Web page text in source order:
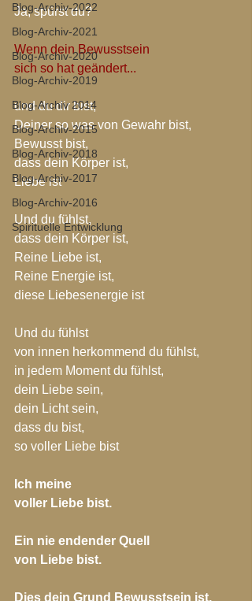
Blog-Archiv-2022
Blog-Archiv-2021
Blog-Archiv-2020
Blog-Archiv-2019
Blog-Archiv 2014
Blog-Archiv-2015
Blog-Archiv-2018
Blog-Archiv-2017
Blog-Archiv-2016
Spirituelle Entwicklung
Ja, spürst du?
Wenn dein Bewusstsein
sich so hat geändert...
und du dir bist,
Deiner so was von Gewahr bist,
Bewusst bist,
dass dein Körper ist,
Liebe ist
Und du fühlst,
dass dein Körper ist,
Reine Liebe ist,
Reine Energie ist,
diese Liebesenergie ist
Und du fühlst
von innen herkommend du fühlst,
in jedem Moment du fühlst,
dein Liebe sein,
dein Licht sein,
dass du bist,
so voller Liebe bist
Ich meine
voller Liebe bist.
Ein nie endender Quell
von Liebe bist.
Dies dein Grund Bewusstsein ist.